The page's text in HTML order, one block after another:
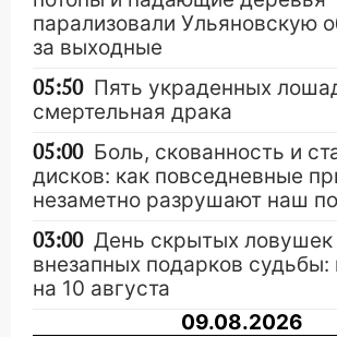
парализовали Ульяновскую
за выходные
05:50 Пять украденных
смертельная драка
05:00 Боль, скованность и
дисков: как повседневные
незаметно разрушают наш
03:00 День скрытых ловушек
внезапных подарков судьбы:
на 10 августа
09.08.2026